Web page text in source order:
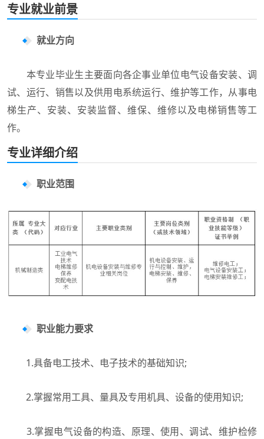
专业就业前景
就业方向
本专业毕业生主要面向各企事业单位电气设备安装、调
试、运行、销售以及供用电系统运行、维护等工作，从事电
梯生产、安装、安装监督、维保、维修以及电梯销售等工
作。
专业详细介绍
职业范围
职业能力要求
1.具备电工技术、电子技术的基础知识;
2.掌握常用工具、量具及专用机具、设备的使用知识;
3.掌握电气设备的构造、原理、使用、调试、维护检修